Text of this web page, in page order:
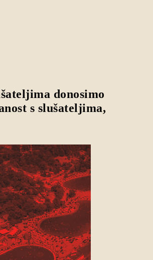
donosimo
s slušateljima,